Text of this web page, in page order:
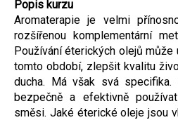
Popis kurzu
Aromaterapie je velmi
rozšířenou komplementární
Používání éterických olejů
tomto období, zlepšit kvalitu
ducha. Má však svá
bezpečně a efektivně
směsi. Jaké éterické oleje jsou